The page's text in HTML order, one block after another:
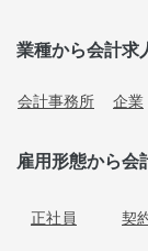
業種から会計求
会計事務所 企業
雇用形態から会
正社員 契